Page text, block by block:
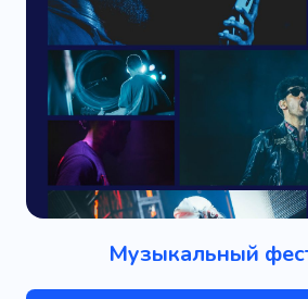
Музыкальный